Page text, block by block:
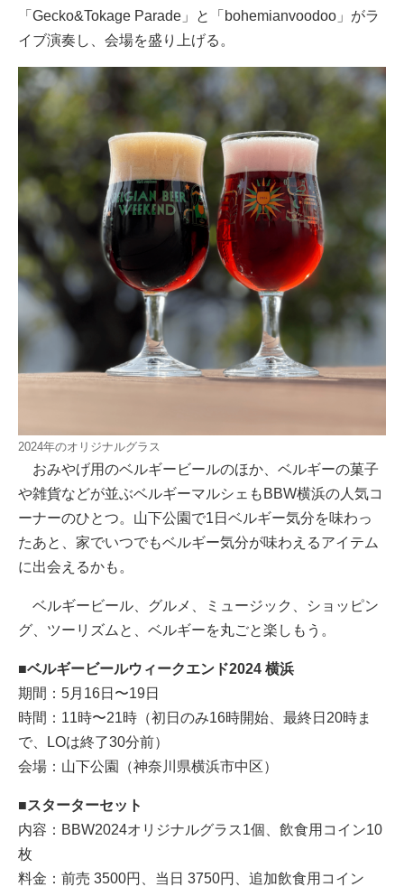
「Gecko&Tokage Parade」と「bohemianvoodoo」がラ
イブ演奏し、会場を盛り上げる。
2024年のオリジナルグラス
おみやげ用のベルギービールのほか、ベルギーの菓子
や雑貨などが並ぶベルギーマルシェもBBW横浜の人気コ
ーナーのひとつ。山下公園で1日ベルギー気分を味わっ
たあと、家でいつでもベルギー気分が味わえるアイテム
に出会えるかも。
ベルギービール、グルメ、ミュージック、ショッピン
グ、ツーリズムと、ベルギーを丸ごと楽しもう。
■ベルギービールウィークエンド2024 横浜
期間：5月16日〜19日
時間：11時〜21時（初日のみ16時開始、最終日20時ま
で、LOは終了30分前）
会場：山下公園（神奈川県横浜市中区）
■スターターセット
内容：BBW2024オリジナルグラス1個、飲食用コイン10
枚
料金：前売 3500円、当日 3750円、追加飲食用コイン